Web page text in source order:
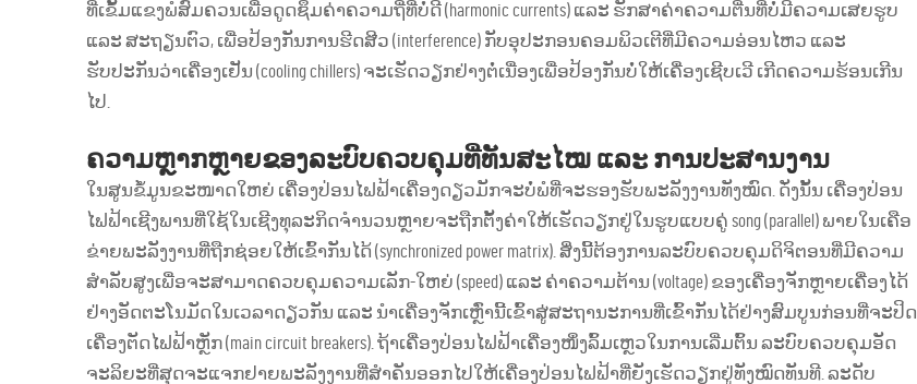
ທີ່ເຂັ້ມແຂງພໍສົມຄວນເພື່ອດູດຊຶມຄ່າຄວາມຖີ່ທີ່ບໍ່ດີ (harmonic currents) ແລະ ຮັກສາຄ່າຄວາມຕີ່ນທີ່ບໍ່ມີຄວາມເສຍຮູບ
ແລະ ສະຖຽນຕົວ, ເພື່ອປ້ອງກັນການຮີດສີວ (interference) ກັບອຸປະກອນຄອມພິວເຕີທີ່ມີຄວາມອ່ອນໄຫວ ແລະ
ຮັບປະກັນວ່າເຄື່ອງເຢັນ (cooling chillers) ຈະເຮັດວຽກຢ່າງຕໍ່ເນື່ອງເພື່ອປ້ອງກັນບໍ່ໃຫ້ເຄື່ອງເຊີບເວີ ເກີດຄວາມຮ້ອນເກີນ
ໄປ.
ຄວາມຫຼາກຫຼາຍຂອງລະບົບຄວບຄຸມທີ່ທັນສະໄໝ ແລະ ການປະສານງານ
ໃນສູນຂໍ້ມູນຂະໜາດໃຫຍ່ ເຄື່ອງປ່ອນໄຟຟ້າເຄື່ອງດຽວມັກຈະບໍ່ພໍທີ່ຈະຮອງຮັບພະລັງງານທັງໝົດ. ດັ່ງນັ້ນ ເຄື່ອງປ່ອນ
ໄຟຟ້າເຊີງພານທີ່ໃຊ້ໃນເຊີງທຸລະກິດຈຳນວນຫຼາຍຈະຖືກຕັ້ງຄ່າໃຫ້ເຮັດວຽກຢູ່ໃນຮູບແບບຄູ່ song (parallel) ພາຍໃນເຄືອ
ຂ່າຍພະລັງງານທີ່ຖືກຊ່ອຍໃຫ້ເຂົ້າກັນໄດ້ (synchronized power matrix). ສິ່ງນີ້ຕ້ອງການລະບົບຄວບຄຸມດິຈິຕອນທີ່ມີຄວາມ
ສຳລັບສູງເພື່ອຈະສາມາດຄວບຄຸມຄວາມເລັກ-ໃຫຍ່ (speed) ແລະ ຄ່າຄວາມຕ້ານ (voltage) ຂອງເຄື່ອງຈັກຫຼາຍເຄື່ອງໄດ້
ຢ່າງອັດຕະໂນມັດໃນເວລາດຽວກັນ ແລະ ນຳເຄື່ອງຈັກເຫຼົ່ານີ້ເຂົ້າສູ່ສະຖານະການທີ່ເຂົ້າກັນໄດ້ຢ່າງສົມບູນກ່ອນທີ່ຈະປິດ
ເຄື່ອງຕັດໄຟຟ້າຫຼັກ (main circuit breakers). ຖ້າເຄື່ອງປ່ອນໄຟຟ້າເຄື່ອງໜຶ່ງລົ້ມເຫຼວໃນການເລີ່ມຕົ້ນ ລະບົບຄວບຄຸມອັດ
ຈະລິຍະທີ່ສຸດຈະແຈກຢາຍພະລັງງານທີ່ສຳຄັນອອກໄປໃຫ້ເຄື່ອງປ່ອນໄຟຟ້າທີ່ຍັງເຮັດວຽກຢູ່ທັງໝົດທັນທີ. ລະດັບ